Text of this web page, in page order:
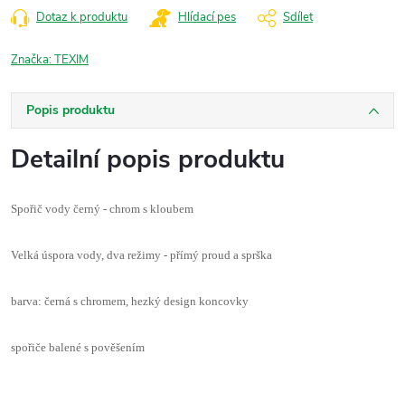
Dotaz k produktu Hlídací pes Sdílet
Značka:TEXIM
Popis produktu
Detailní popis produktu
Spořič vody černý - chrom s kloubem
Velká úspora vody, dva režimy - přímý proud a sprška
barva: černá s chromem, hezký design koncovky
spořiče balené s pověšením